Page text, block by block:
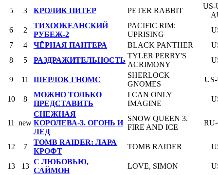
5
3 КРОЛИК ПИТЕР PETER RABBIT
US-
6
2
ТИХООКЕАНСКИЙ
РУБЕЖ-2
PACIFIC RIM:
UPRISING
7
4 ЧЁРНАЯ ПАНТЕРА BLACK PANTHER
8
5 РАЗДРАЖИТЕЛЬНОСТЬ
TYLER PERRY'S
ACRIMONY
9 11 ШЕРЛОК ГНОМС
SHERLOCK
GNOMES
10 8
МОЖНО ТОЛЬКО
ПРЕДСТАВИТЬ
I CAN ONLY
IMAGINE
11 new
СНЕЖНАЯ
КОРОЛЕВА-3. ОГОНЬ И
ЛЕД
SNOW QUEEN 3.
FIRE AND ICE
12 7
TOMB RAIDER: ЛАРА
КРОФТ
TOMB RAIDER
13 13
С ЛЮБОВЬЮ,
САЙМОН
LOVE, SIMON